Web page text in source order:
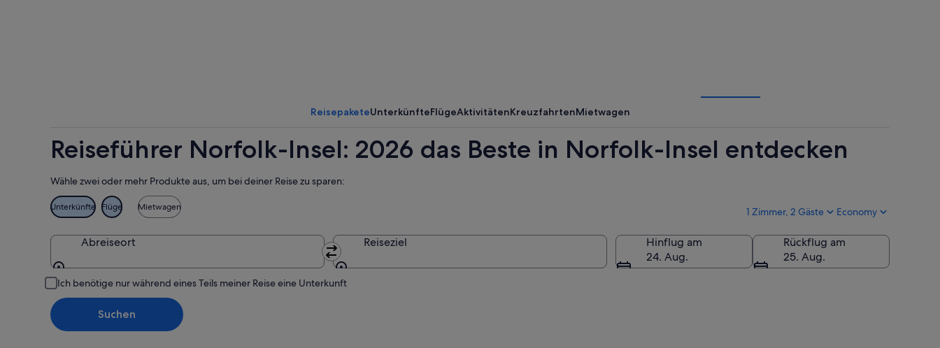
ReisepaketeUnterkünfteFlügeAktivitätenKreuzfahrtenMietwagen
Reiseführer Norfolk-Insel: 2026 das Beste in Norfolk-Insel entdecken
Wähle zwei oder mehr Produkte aus, um bei deiner Reise zu sparen:
Unterkünfte Flüge Mietwagen 1 Zimmer, 2 Gäste Economy
Abreiseort
Abreiseort
Reiseziel
Hinflug am
24. Aug.
Rückflug am
25. Aug.
Ich benötige nur während eines Teils meiner Reise eine Unterkunft
Suchen